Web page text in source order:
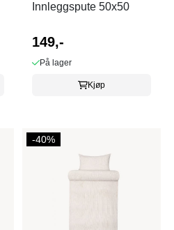
Innleggspute 50x50
149,-
På lager
Kjøp
-40%